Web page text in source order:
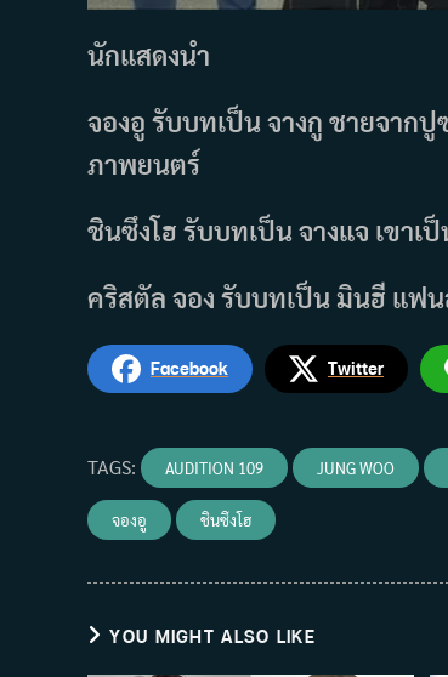
นักแสดงนำ
จองอู รับบทเป็น จางกู ชายจาก
ภาพยนตร์
ชินซึงโฮ รับบทเป็น จางแจ เขาเ
คริสตัล จอง รับบทเป็น มินฮี แฟน
Facebook Twitter
TAGS: AUDITION 109 JUNG WOO
จองอู ชินซึงโฮ
YOU MIGHT ALSO LIKE